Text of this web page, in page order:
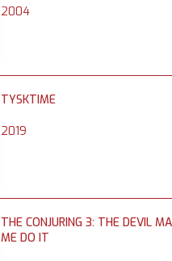
2004
TYSKTIME
2019
THE CONJURING 3: THE DEVIL
ME DO IT